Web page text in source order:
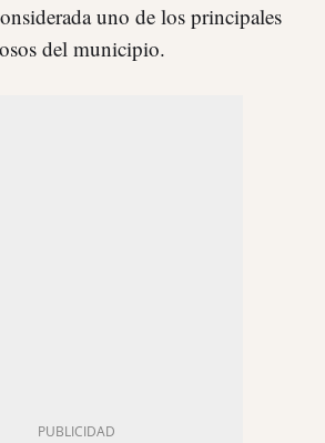
uno de los principales
del municipio.